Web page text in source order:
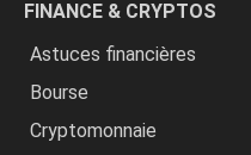
FINANCE & CRYPTOS
Astuces financières
Bourse
Cryptomonnaie